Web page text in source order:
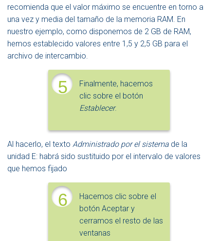
recomienda que el valor máximo se encuentre en torno a
una vez y media del tamaño de la memoria RAM. En
nuestro ejemplo, como disponemos de 2 GB de RAM,
hemos establecido valores entre 1,5 y 2,5 GB para el
archivo de intercambio.
5
Finalmente, hacemos
clic sobre el botón
Establecer.
Al hacerlo, el texto Administrado por el sistema de la
unidad E: habrá sido sustituido por el intervalo de valores
que hemos fijado
6
Hacemos clic sobre el
botón Aceptar y
cerramos el resto de las
ventanas